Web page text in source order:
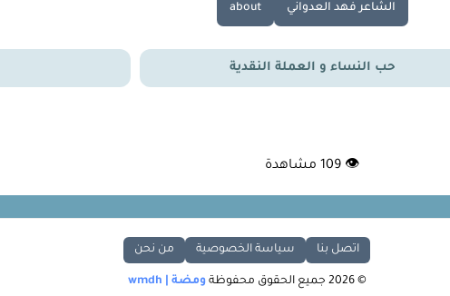
الشاعر فهد العدواني about
حب النساء و العملة النقدية
👁
109 مشاهدة
اتصل بنا سياسة الخصوصية من نحن
© 2026 جميع الحقوق محفوظة ومضة | wmdh